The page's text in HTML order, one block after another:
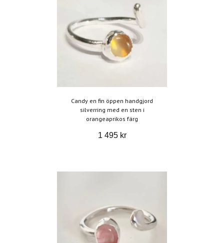
Candy en fin öppen handgjord
silverring med en sten i
orangeaprikos färg
1 495 kr